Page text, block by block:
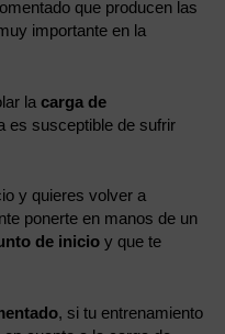
que producen las
importante en la
la carga de
es susceptible de sufrir
y quieres volver a
ponerte en manos de un
de inicio y que te
, si tu entrenamiento